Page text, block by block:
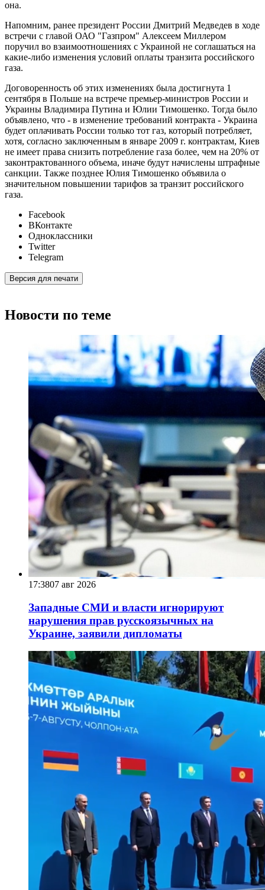
она.
Напомним, ранее президент России Дмитрий Медведев в ходе
встречи с главой ОАО "Газпром" Алексеем Миллером
поручил во взаимоотношениях с Украиной не соглашаться на
какие-либо изменения условий оплаты транзита российского
газа.
Договоренность об этих изменениях была достигнута 1
сентября в Польше на встрече премьер-министров России и
Украины Владимира Путина и Юлии Тимошенко. Тогда было
объявлено, что - в изменение требований контракта - Украина
будет оплачивать России только тот газ, который потребляет,
хотя, согласно заключенным в январе 2009 г. контрактам, Киев
не имеет права снизить потребление газа более, чем на 20% от
законтрактованного объема, иначе будут начислены штрафные
санкции. Также позднее Юлия Тимошенко объявила о
значительном повышении тарифов за транзит российского
газа.
Facebook
ВКонтакте
Одноклассники
Twitter
Telegram
Версия для печати
Новости по теме
17:3807 авг 2026
Западные СМИ и власти игнорируют
нарушения прав русскоязычных на
Украине, заявили дипломаты